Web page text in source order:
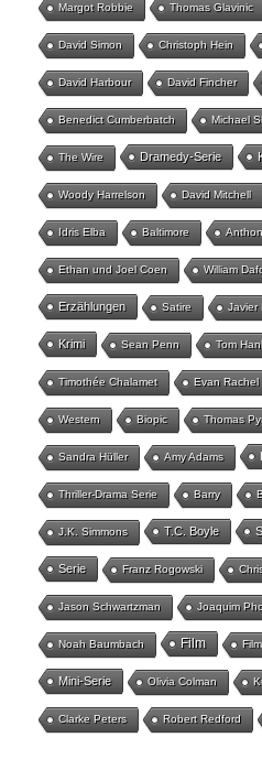
Margot Robbie Thomas Glavinic
David Simon Christoph Hein
David Harbour David Fincher
Benedict Cumberbatch Michael
The Wire Dramedy-Serie
Woody Harrelson David Mitchell
Idris Elba Baltimore
Ethan und Joel Coen William
Erzählungen Satire Javier
Krimi Sean Penn Tom
Timothée Chalamet Evan Rachel
Western Biopic Thomas
Sandra Hüller Amy Adams
Thriller-Drama Serie Barry
J.K. Simmons T.C. Boyle
Serie Franz Rogowski
Jason Schwartzman Joaquim
Noah Baumbach Film
Mini-Serie Olivia Colman
Clarke Peters Robert Redford